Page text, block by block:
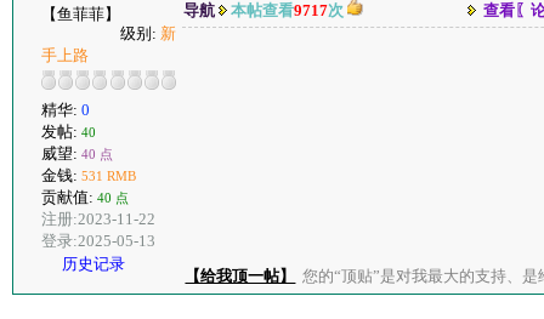
【鱼菲菲】
级别: 新
手上路
精华: 0
发帖: 40
威望: 40 点
金钱: 531 RMB
贡献值: 40 点
注册:2023-11-22
登录:2025-05-13
历史记录
导航 本帖查看9717次 查看〖
【给我顶一帖】 您的“顶贴”是对我最大的支持、